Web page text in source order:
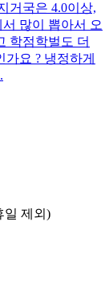
거국은 4.0이상,
많이 뽑아서 오
학점학벌도 더
요 ? 냉정하게
일 제외)